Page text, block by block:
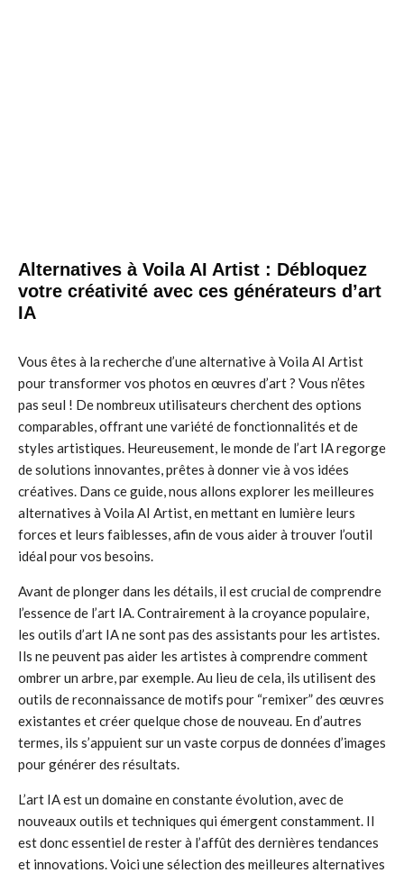
Alternatives à Voila AI Artist : Débloquez
votre créativité avec ces générateurs d’art
IA
Vous êtes à la recherche d’une alternative à Voila AI Artist
pour transformer vos photos en œuvres d’art ? Vous n’êtes
pas seul ! De nombreux utilisateurs cherchent des options
comparables, offrant une variété de fonctionnalités et de
styles artistiques. Heureusement, le monde de l’art IA regorge
de solutions innovantes, prêtes à donner vie à vos idées
créatives. Dans ce guide, nous allons explorer les meilleures
alternatives à Voila AI Artist, en mettant en lumière leurs
forces et leurs faiblesses, afin de vous aider à trouver l’outil
idéal pour vos besoins.
Avant de plonger dans les détails, il est crucial de comprendre
l’essence de l’art IA. Contrairement à la croyance populaire,
les outils d’art IA ne sont pas des assistants pour les artistes.
Ils ne peuvent pas aider les artistes à comprendre comment
ombrer un arbre, par exemple. Au lieu de cela, ils utilisent des
outils de reconnaissance de motifs pour “remixer” des œuvres
existantes et créer quelque chose de nouveau. En d’autres
termes, ils s’appuient sur un vaste corpus de données d’images
pour générer des résultats.
L’art IA est un domaine en constante évolution, avec de
nouveaux outils et techniques qui émergent constamment. Il
est donc essentiel de rester à l’affût des dernières tendances
et innovations. Voici une sélection des meilleures alternatives